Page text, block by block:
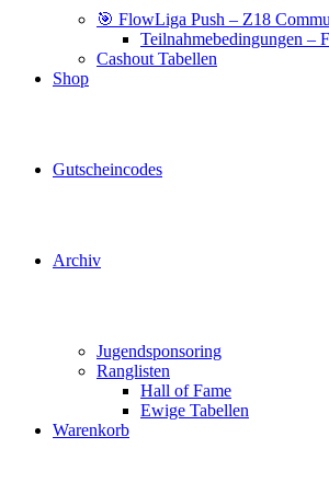
🎯 FlowLiga Push – Z18
Teilnahmebedingungen –
Cashout Tabellen
Shop
Gutscheincodes
Archiv
Jugendsponsoring
Ranglisten
Hall of Fame
Ewige Tabellen
Warenkorb